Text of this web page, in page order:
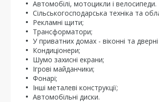
Автомобілі, мотоцикли і велосипеди.
Сільськогосподарська техніка та
Рекламні щити;
Трансформатори;
У приватних домах - віконні та
Кондиціонери;
Шумо захисні екрани;
Ігрові майданчики;
Фонарі;
Інші металеві конструкції;
Автомобільні диски.